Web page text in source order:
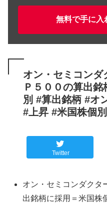
無料で手に入
オン・セミコン
Ｐ５００の算出
別 #算出銘柄 #オ
#上昇 #米国株個
Twitter
オン・セミコンダク
出銘柄に採用＝米国株